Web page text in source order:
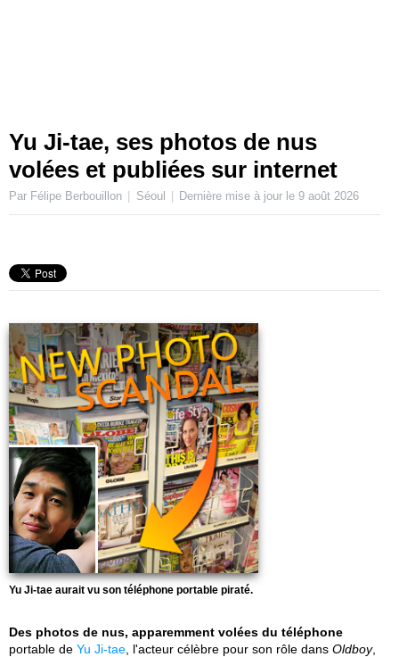
Yu Ji-tae, ses photos de nus
volées et publiées sur internet
Par Félipe Berbouillon Séoul Dernière mise à jour le9 août 2026
Yu Ji-tae aurait vu son téléphone portable piraté.
Des photos de nus, apparemment volées du téléphone
portable de Yu Ji-tae , l'acteur célèbre pour son rôle dans Oldboy,